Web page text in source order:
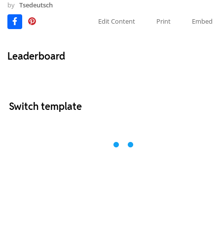
by Tsedeutsch
Edit Content
Print Embed
Leaderboard
Switch template